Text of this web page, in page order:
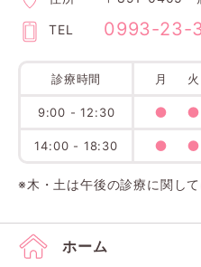
TEL 0993-23-
診療時間 月 火
9:00 - 12:30 ● ●
14:00 - 18:30 ● ●
※木・土は午後の診療に関し
ホーム